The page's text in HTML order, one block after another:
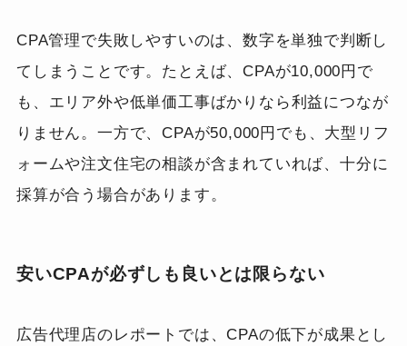
CPA管理で失敗しやすいのは、数字を単独で判断し
てしまうことです。たとえば、CPAが10,000円で
も、エリア外や低単価工事ばかりなら利益につなが
りません。一方で、CPAが50,000円でも、大型リフ
ォームや注文住宅の相談が含まれていれば、十分に
採算が合う場合があります。
安いCPAが必ずしも良いとは限らない
広告代理店のレポートでは、CPAの低下が成果とし